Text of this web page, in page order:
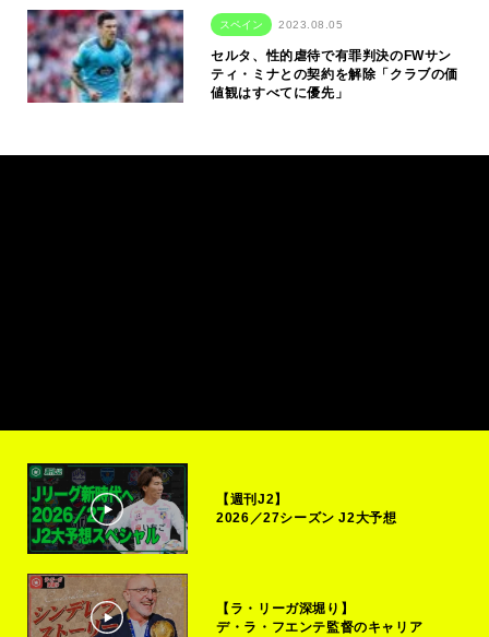
スペイン 2023.08.05
セルタ、性的虐待で有罪判決のFWサン
ティ・ミナとの契約を解除「クラブの価
値観はすべてに優先」
【週刊J2】
2026／27シーズン J2大予想
【ラ・リーガ深堀り】
デ・ラ・フエンテ監督のキャリア